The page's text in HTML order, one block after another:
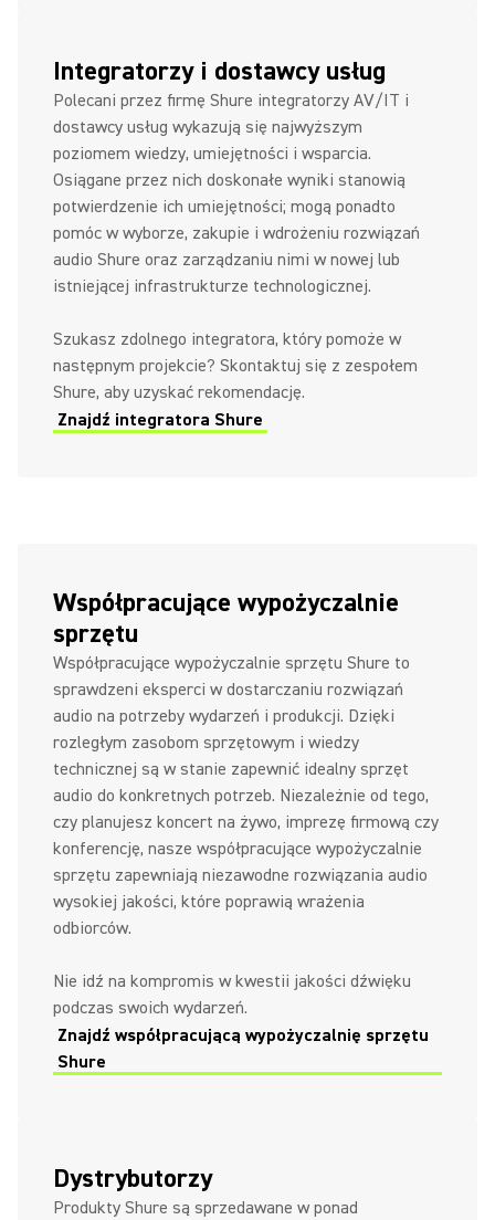
Integratorzy i dostawcy usług
Polecani przez firmę Shure integratorzy AV/IT i
dostawcy usług wykazują się najwyższym
poziomem wiedzy, umiejętności i wsparcia.
Osiągane przez nich doskonałe wyniki stanowią
potwierdzenie ich umiejętności; mogą ponadto
pomóc w wyborze, zakupie i wdrożeniu rozwiązań
audio Shure oraz zarządzaniu nimi w nowej lub
istniejącej infrastrukturze technologicznej.
Szukasz zdolnego integratora, który pomoże w
następnym projekcie? Skontaktuj się z zespołem
Shure, aby uzyskać rekomendację.
Znajdź integratora Shure
Współpracujące wypożyczalnie
sprzętu
Współpracujące wypożyczalnie sprzętu Shure to
sprawdzeni eksperci w dostarczaniu rozwiązań
audio na potrzeby wydarzeń i produkcji. Dzięki
rozległym zasobom sprzętowym i wiedzy
technicznej są w stanie zapewnić idealny sprzęt
audio do konkretnych potrzeb. Niezależnie od tego,
czy planujesz koncert na żywo, imprezę firmową czy
konferencję, nasze współpracujące wypożyczalnie
sprzętu zapewniają niezawodne rozwiązania audio
wysokiej jakości, które poprawią wrażenia
odbiorców.
Nie idź na kompromis w kwestii jakości dźwięku
podczas swoich wydarzeń.
Znajdź współpracującą wypożyczalnię sprzętu
Shure
Dystrybutorzy
Produkty Shure są sprzedawane w ponad